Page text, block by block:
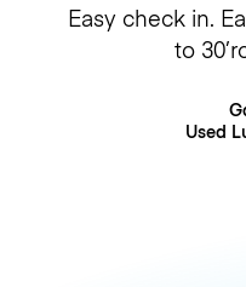
Easy check in.
to
Used